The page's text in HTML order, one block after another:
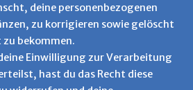
deine personenbezogenen
zu korrigieren sowie gelöscht
bekommen.
Einwilligung zur Verarbeitung
hast du das Recht diese